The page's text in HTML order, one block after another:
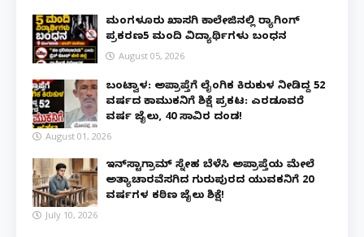
ಮಂಗಳೂರು ಖಾಸಗಿ ಕಾಲೇಜಿನಲ್ಲಿ ರ‌್ಯಾಗಿಂಗ್
ಪ್ರಕರಣ5 ಮಂದಿ ವಿದ್ಯಾರ್ಥಿಗಳು ಬಂಧನ
August 05, 2026
ಬಂಟ್ವಾಳ: ಅಪ್ರಾಪ್ತೆಗೆ ಲೈಂಗಿಕ ಕಿರುಕುಳ ನೀಡಿದ್ದ 52
ವರ್ಷದ ಕಾಮುಕನಿಗೆ ಶಿಕ್ಷೆ ಪ್ರಕಟ: ಎರಡೂವರೆ
ವರ್ಷ ಜೈಲು, ₹40 ಸಾವಿರ ದಂಡ!
August 01, 2026
ಇನ್‌ಸ್ಟಾಗ್ರಾಮ್ ಸ್ನೇಹ ಬೆಳೆಸಿ ಅಪ್ರಾಪ್ತೆಯ ಮೇಲೆ
ಅತ್ಯಾಚಾರವೆಸಗಿದ ಗುರುಪುರದ ಯುವಕನಿಗೆ 20
ವರ್ಷಗಳ ಕಠಿಣ ಜೈಲು ಶಿಕ್ಷೆ!
July 10, 2026